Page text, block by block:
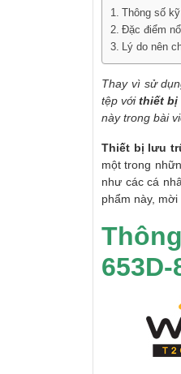
Thông số
Đặc điểm
Lý do nên
Thay vì sử
tệp vớithiết bị
này trong bài
Thiết bị lưu
một trong
như các cá
phẩm này,
653D-